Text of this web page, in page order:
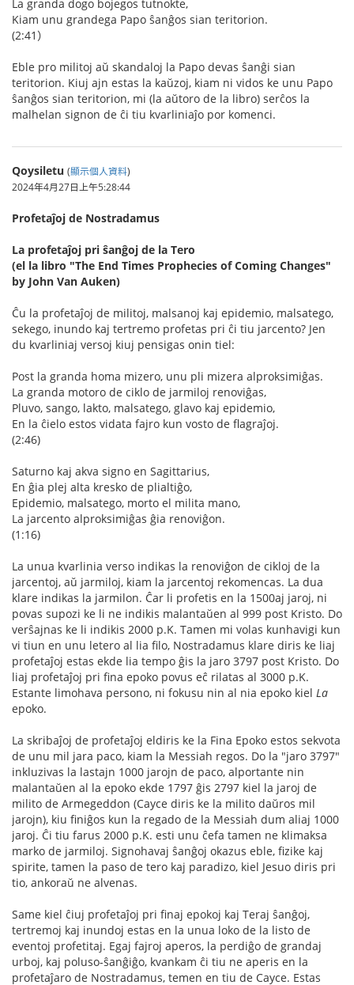
La granda dogo bojegos tutnokte,
Kiam unu grandega Papo ŝanĝos sian teritorion.
(2:41）
Eble pro militoj aŭ skandaloj la Papo devas ŝanĝi sian
teritorion. Kiuj ajn estas la kaŭzoj, kiam ni vidos ke unu Papo
ŝanĝos sian teritorion, mi (la aŭtoro de la libro) serĉos la
malhelan signon de ĉi tiu kvarliniaĵo por komenci.
Qoysiletu (顯示個人資料)
2024年4月27日上午5:28:44
Profetaĵoj de Nostradamus
La profetaĵoj pri ŝanĝoj de la Tero
(el la libro "The End Times Prophecies of Coming Changes"
by John Van Auken)
Ĉu la profetaĵoj de militoj, malsanoj kaj epidemio, malsatego,
sekego, inundo kaj tertremo profetas pri ĉi tiu jarcento? Jen
du kvarliniaj versoj kiuj pensigas onin tiel:
Post la granda homa mizero, unu pli mizera alproksimiĝas.
La granda motoro de ciklo de jarmiloj renoviĝas,
Pluvo, sango, lakto, malsatego, glavo kaj epidemio,
En la ĉielo estos vidata fajro kun vosto de flagraĵoj.
(2:46)
Saturno kaj akva signo en Sagittarius,
En ĝia plej alta kresko de plialtiĝo,
Epidemio, malsatego, morto el milita mano,
La jarcento alproksimiĝas ĝia renoviĝon.
(1:16)
La unua kvarlinia verso indikas la renoviĝon de cikloj de la
jarcentoj, aŭ jarmiloj, kiam la jarcentoj rekomencas. La dua
klare indikas la jarmilon. Ĉar li profetis en la 1500aj jaroj, ni
povas supozi ke li ne indikis malantaŭen al 999 post Kristo. Do
verŝajnas ke li indikis 2000 p.K. Tamen mi volas kunhavigi kun
vi tiun en unu letero al lia filo, Nostradamus klare diris ke liaj
profetaĵoj estas ekde lia tempo ĝis la jaro 3797 post Kristo. Do
liaj profetaĵoj pri fina epoko povus eĉ rilatas al 3000 p.K.
Estante limohava persono, ni fokusu nin al nia epoko kiel La
epoko.
La skribaĵoj de profetaĵoj eldiris ke la Fina Epoko estos sekvota
de unu mil jara paco, kiam la Messiah regos. Do la "jaro 3797"
inkluzivas la lastajn 1000 jarojn de paco, alportante nin
malantaŭen al la epoko ekde 1797 ĝis 2797 kiel la jaroj de
milito de Armegeddon (Cayce diris ke la milito daŭros mil
jarojn), kiu finiĝos kun la regado de la Messiah dum aliaj 1000
jaroj. Ĉi tiu farus 2000 p.K. esti unu ĉefa tamen ne klimaksa
marko de jarmiloj. Signohavaj ŝanĝoj okazus eble, fizike kaj
spirite, tamen la paso de tero kaj paradizo, kiel Jesuo diris pri
tio, ankoraŭ ne alvenas.
Same kiel ĉiuj profetaĵoj pri finaj epokoj kaj Teraj ŝanĝoj,
tertremoj kaj inundoj estas en la unua loko de la listo de
eventoj profetitaj. Egaj fajroj aperos, la perdiĝo de grandaj
urboj, kaj poluso-ŝanĝiĝo, kvankam ĉi tiu ne aperis en la
profetaĵaro de Nostradamus, temen en tiu de Cayce. Estas